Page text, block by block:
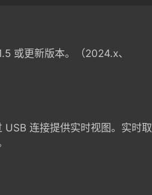
或更新版本。（2024.x、
USB 连接提供实时视图。实时取